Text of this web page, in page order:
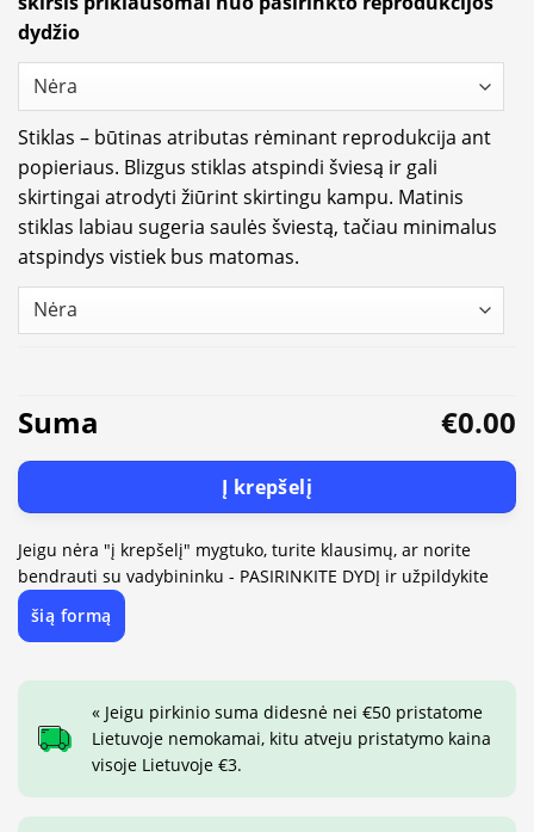
dydžio
Stiklas – būtinas atributas rėminant reprodukcija ant
popieriaus. Blizgus stiklas atspindi šviesą ir gali
skirtingai atrodyti žiūrint skirtingu kampu. Matinis
stiklas labiau sugeria saulės šviestą, tačiau minimalus
atspindys vistiek bus matomas.
Suma €0.00
Į krepšelį
Jeigu nėra "į krepšelį" mygtuko, turite klausimų, ar norite
bendrauti su vadybininku - PASIRINKITE DYDĮ ir užpildykite
šią formą
« Jeigu pirkinio suma didesnė nei €50 pristatome
Lietuvoje nemokamai, kitu atveju pristatymo kaina
visoje Lietuvoje €3.